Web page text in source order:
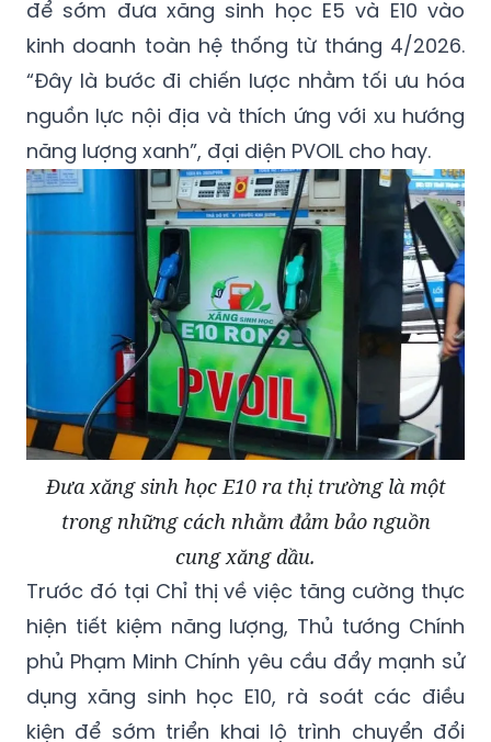
để sớm đưa xăng sinh học E5 và E10 vào
kinh doanh toàn hệ thống từ tháng 4/2026.
“Đây là bước đi chiến lược nhằm tối ưu hóa
nguồn lực nội địa và thích ứng với xu hướng
năng lượng xanh”, đại diện PVOIL cho hay.
Đưa xăng sinh học E10 ra thị trường là một
trong những cách nhằm đảm bảo nguồn
cung xăng dầu.
Trước đó tại Chỉ thị về việc tăng cường thực
hiện tiết kiệm năng lượng, Thủ tướng Chính
phủ Phạm Minh Chính yêu cầu đẩy mạnh sử
dụng xăng sinh học E10, rà soát các điều
kiện để sớm triển khai lộ trình chuyển đổi